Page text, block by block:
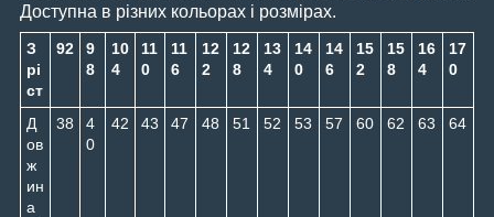
Доступна в різних кольорах і розмірах.
З
рі
ст
92
9
8
10
4
11
0
11
6
12
2
12
8
13
4
14
0
14
6
15
2
15
8
16
4
17
0
Д
ов
ж
ин
а
38
4
0
42 43 47 48 51 52 53 57 60 62 63 64